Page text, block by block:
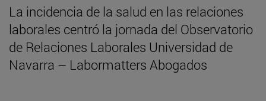
La incidencia de la salud en las relaciones
laborales centró la jornada del Observatorio
de Relaciones Laborales Universidad de
Navarra – Labormatters Abogados